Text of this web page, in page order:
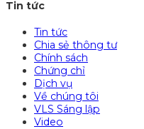
Tin tức
Tin tức
Chia sẻ thông tư
Chính sách
Chứng chỉ
Dịch vụ
Về chúng tôi
VLS Sáng lập
Video